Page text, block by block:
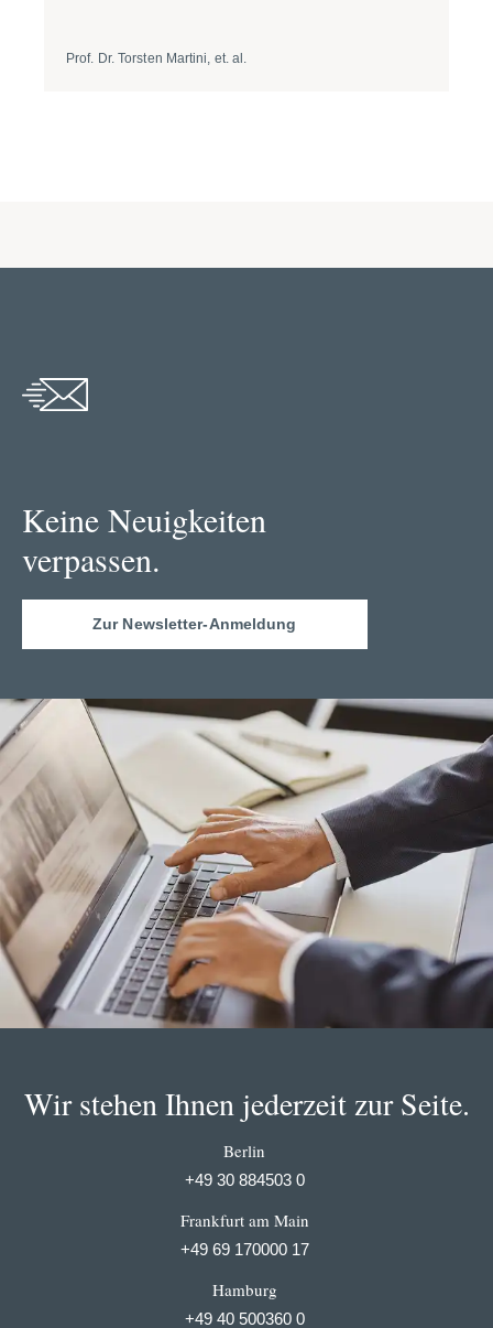
Prof. Dr. Torsten Martini, et. al.
Keine Neuigkeiten
verpassen.
Zur Newsletter-Anmeldung
Wir stehen Ihnen jederzeit zur Seite.
Berlin
+49 30 884503 0
Frankfurt am Main
+49 69 170000 17
Hamburg
+49 40 500360 0